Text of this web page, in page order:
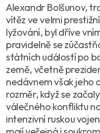
Alexandr Bolšunov,
vítěz ve velmi
lyžování, byl dříve
pravidelně se
státních událostí po
země, včetně
nedávnem však jeho
rozměr, když se
válečného konfliktu
intenzivní ruskou